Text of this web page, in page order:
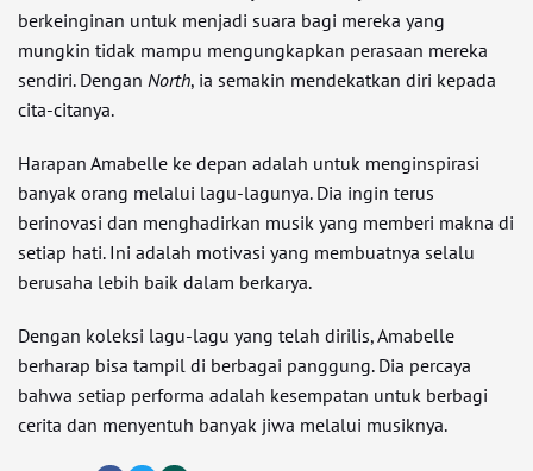
berkeinginan untuk menjadi suara bagi mereka yang
mungkin tidak mampu mengungkapkan perasaan mereka
sendiri. Dengan North, ia semakin mendekatkan diri kepada
cita-citanya.
Harapan Amabelle ke depan adalah untuk menginspirasi
banyak orang melalui lagu-lagunya. Dia ingin terus
berinovasi dan menghadirkan musik yang memberi makna di
setiap hati. Ini adalah motivasi yang membuatnya selalu
berusaha lebih baik dalam berkarya.
Dengan koleksi lagu-lagu yang telah dirilis, Amabelle
berharap bisa tampil di berbagai panggung. Dia percaya
bahwa setiap performa adalah kesempatan untuk berbagi
cerita dan menyentuh banyak jiwa melalui musiknya.